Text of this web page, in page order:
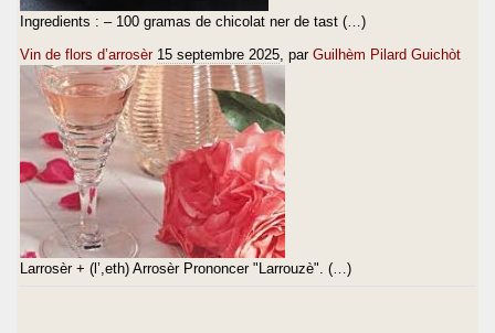
Ingredients : – 100 gramas de chicolat ner de tast (…)
Vin de flors d’arrosèr 15 septembre 2025 , par Guilhèm Pilard Guichòt
Larrosèr + (l’,eth) Arrosèr Prononcer "Larrouzè". (…)